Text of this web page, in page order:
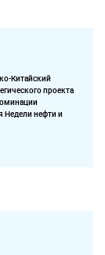
Китайский
проекта
Недели нефти и